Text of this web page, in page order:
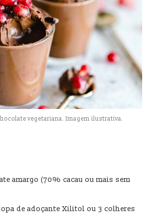
vegetariana. Imagem ilustrativa.
amargo (70% cacau ou mais sem
de adoçante Xilitol ou 3 colheres